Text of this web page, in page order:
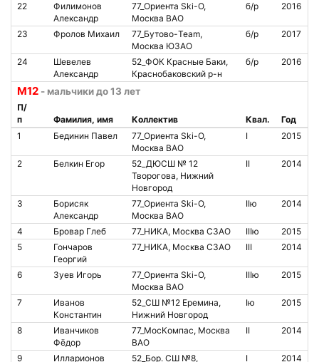
22
Филимонов
Александр
77_Ориента Ski-O,
Москва ВАО
б/р 2016
23 Фролов Михаил
77_Бутово-Team,
Москва ЮЗАО
б/р 2017
24
Шевелев
Александр
52_ФОК Красные Баки,
Краснобаковский р-н
б/р 2016
М12 - мальчики до 13 лет
П/
п
Фамилия, имя Коллектив Квал. Год
1
Бединин Павел
77_Ориента Ski-O,
Москва ВАО
I 2015
2 Белкин Егор
52_ДЮСШ № 12
Творогова, Нижний
Новгород
II 2014
3
Борисяк
Александр
77_Ориента Ski-O,
Москва ВАО
IIю 2014
4 Бровар Глеб 77_НИКА, Москва СЗАО IIIю 2015
5
Гончаров
Георгий
77_НИКА, Москва СЗАО III 2014
6 Зуев Игорь
77_Ориента Ski-O,
Москва ВАО
IIIю 2015
7
Иванов
Константин
52_СШ №12 Еремина,
Нижний Новгород
Iю 2015
8
Иванчиков
Фёдор
77_МосКомпас, Москва
ВАО
II 2014
9
Илларионов
52_Бор. СШ №8,
I 2014